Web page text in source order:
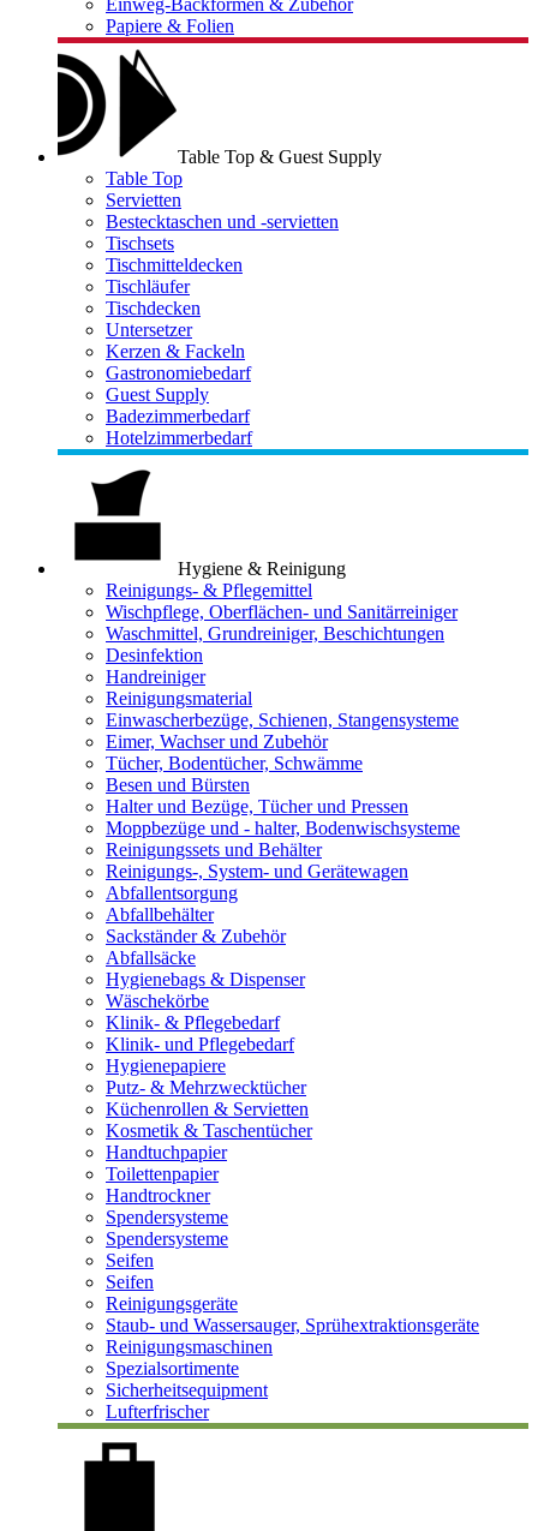
Einweg-Backformen & Zubehör
Papiere & Folien
Table Top & Guest Supply
Table Top
Servietten
Bestecktaschen und -servietten
Tischsets
Tischmitteldecken
Tischläufer
Tischdecken
Untersetzer
Kerzen & Fackeln
Gastronomiebedarf
Guest Supply
Badezimmerbedarf
Hotelzimmerbedarf
Hygiene & Reinigung
Reinigungs- & Pflegemittel
Wischpflege, Oberflächen- und Sanitärreiniger
Waschmittel, Grundreiniger, Beschichtungen
Desinfektion
Handreiniger
Reinigungsmaterial
Einwascherbezüge, Schienen, Stangensysteme
Eimer, Wachser und Zubehör
Tücher, Bodentücher, Schwämme
Besen und Bürsten
Halter und Bezüge, Tücher und Pressen
Moppbezüge und - halter, Bodenwischsysteme
Reinigungssets und Behälter
Reinigungs-, System- und Gerätewagen
Abfallentsorgung
Abfallbehälter
Sackständer & Zubehör
Abfallsäcke
Hygienebags & Dispenser
Wäschekörbe
Klinik- & Pflegebedarf
Klinik- und Pflegebedarf
Hygienepapiere
Putz- & Mehrzwecktücher
Küchenrollen & Servietten
Kosmetik & Taschentücher
Handtuchpapier
Toilettenpapier
Handtrockner
Spendersysteme
Spendersysteme
Seifen
Seifen
Reinigungsgeräte
Staub- und Wassersauger, Sprühextraktionsgeräte
Reinigungsmaschinen
Spezialsortimente
Sicherheitsequipment
Lufterfrischer